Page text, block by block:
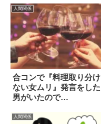
人間関係
合コンで『料理取り分け
ない女ムリ』発言をした
男がいたので…
人間関係